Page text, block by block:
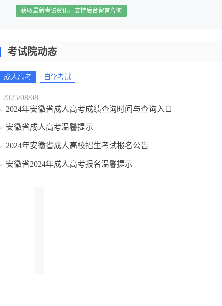
获取最新考试资讯，支持后台留言咨询
考试院动态
成人高考 自学考试
2025/08/08
2024年安徽省成人高考成绩查询时间与查询入口
安徽省成人高考温馨提示
2024年安徽省成人高校招生考试报名公告
安徽省2024年成人高考报名温馨提示